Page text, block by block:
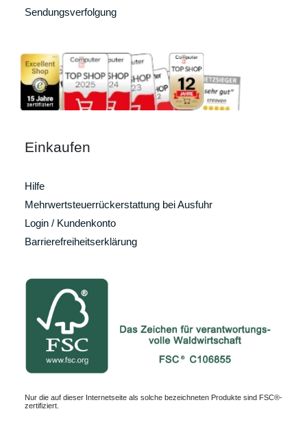
Sendungsverfolgung
Einkaufen
Hilfe
Mehrwertsteuerrückerstattung bei Ausfuhr
Login / Kundenkonto
Barrierefreiheitserklärung
Nur die auf dieser Internetseite als solche bezeichneten Produkte sind FSC®-
zertifiziert.